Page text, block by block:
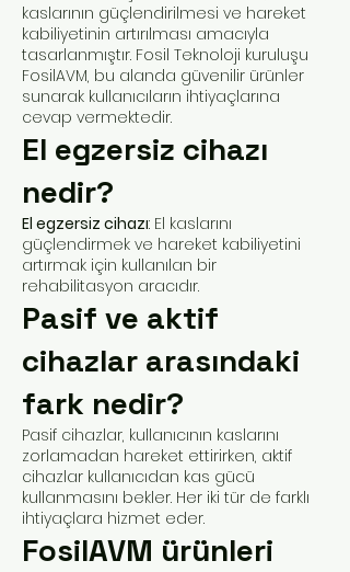
kaslarının güçlendirilmesi ve hareket
kabiliyetinin artırılması amacıyla
tasarlanmıştır. Fosil Teknoloji kuruluşu
FosilAVM, bu alanda güvenilir ürünler
sunarak kullanıcıların ihtiyaçlarına
cevap vermektedir.
El egzersiz cihazı
nedir?
El egzersiz cihazı: El kaslarını
güçlendirmek ve hareket kabiliyetini
artırmak için kullanılan bir
rehabilitasyon aracıdır.
Pasif ve aktif
cihazlar arasındaki
fark nedir?
Pasif cihazlar, kullanıcının kaslarını
zorlamadan hareket ettirirken, aktif
cihazlar kullanıcıdan kas gücü
kullanmasını bekler. Her iki tür de farklı
ihtiyaçlara hizmet eder.
FosilAVM ürünleri